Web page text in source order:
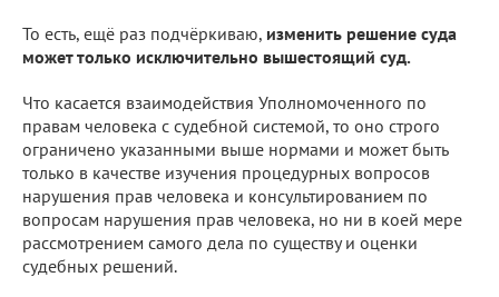
То есть, ещё раз подчёркиваю, изменить решение суда
может только исключительно вышестоящий суд.
Что касается взаимодействия Уполномоченного по
правам человека с судебной системой, то оно строго
ограничено указанными выше нормами и может быть
только в качестве изучения процедурных вопросов
нарушения прав человека и консультированием по
вопросам нарушения прав человека, но ни в коей мере
рассмотрением самого дела по существу и оценки
судебных решений.